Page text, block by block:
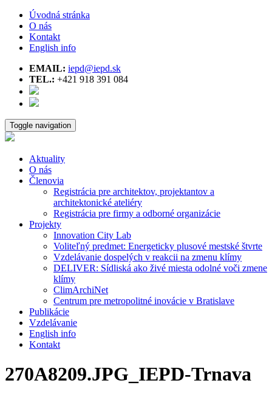
Úvodná stránka
O nás
Kontakt
English info
EMAIL: iepd@iepd.sk
TEL.: +421 918 391 084
Toggle navigation
Aktuality
O nás
Členovia
Registrácia pre architektov, projektantov a
architektonické ateliéry
Registrácia pre firmy a odborné organizácie
Projekty
Innovation City Lab
Voliteľný predmet: Energeticky plusové mestské štvrte
Vzdelávanie dospelých v reakcii na zmenu klímy
DELIVER: Sídliská ako živé miesta odolné voči zmene
klímy
ClimArchiNet
Centrum pre metropolitné inovácie v Bratislave
Publikácie
Vzdelávanie
English info
Kontakt
270A8209.JPG_IEPD-Trnava